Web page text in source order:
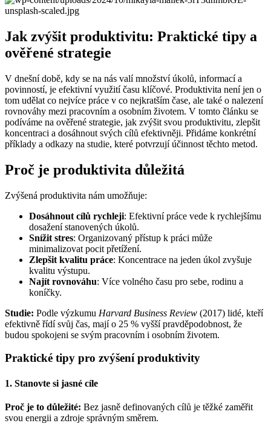
Jak zvýšit produktivitu: Praktické tipy a
ověřené strategie
V dnešní době, kdy se na nás valí množství úkolů, informací a
povinností, je efektivní využití času klíčové. Produktivita není jen o
tom udělat co nejvíce práce v co nejkratším čase, ale také o nalezení
rovnováhy mezi pracovním a osobním životem. V tomto článku se
podíváme na ověřené strategie, jak zvýšit svou produktivitu, zlepšit
koncentraci a dosáhnout svých cílů efektivněji. Přidáme konkrétní
příklady a odkazy na studie, které potvrzují účinnost těchto metod.
Proč je produktivita důležitá
Zvýšená produktivita nám umožňuje:
Dosáhnout cílů rychleji: Efektivní práce vede k rychlejšímu
dosažení stanovených úkolů.
Snížit stres: Organizovaný přístup k práci může
minimalizovat pocit přetížení.
Zlepšit kvalitu práce: Koncentrace na jeden úkol zvyšuje
kvalitu výstupu.
Najít rovnováhu: Více volného času pro sebe, rodinu a
koníčky.
Studie: Podle výzkumu Harvard Business Review (2017) lidé, kteří
efektivně řídí svůj čas, mají o 25 % vyšší pravděpodobnost, že
budou spokojeni se svým pracovním i osobním životem.
Praktické tipy pro zvýšení produktivity
1. Stanovte si jasné cíle
Proč je to důležité: Bez jasně definovaných cílů je těžké zaměřit
svou energii a zdroje správným směrem.